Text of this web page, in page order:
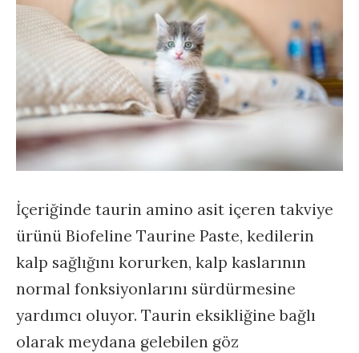
İçeriğinde taurin amino asit içeren takviye
ürünü Biofeline Taurine Paste, kedilerin
kalp sağlığını korurken, kalp kaslarının
normal fonksiyonlarını sürdürmesine
yardımcı oluyor. Taurin eksikliğine bağlı
olarak meydana gelebilen göz